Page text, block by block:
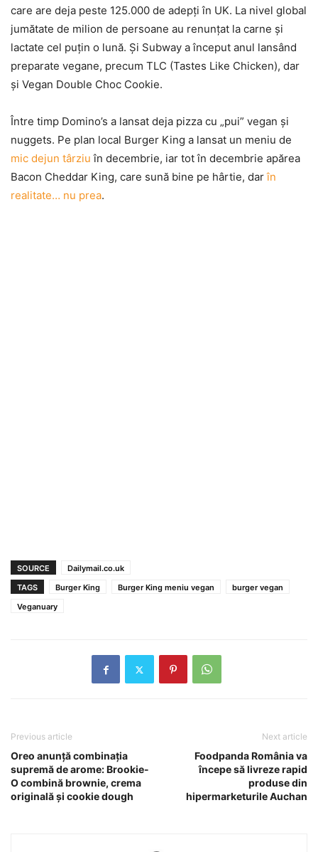
care are deja peste 125.000 de adepţi în UK. La nivel global
jumătate de milion de persoane au renunţat la carne şi
lactate cel puţin o lună. Şi Subway a început anul lansând
preparate vegane, precum TLC (Tastes Like Chicken), dar
şi Vegan Double Choc Cookie.
Între timp Domino’s a lansat deja pizza cu „pui” vegan şi
nuggets. Pe plan local Burger King a lansat un meniu de
mic dejun târziu în decembrie, iar tot în decembrie apărea
Bacon Cheddar King, care sună bine pe hârtie, darîn
realitate… nu prea.
SOURCE
Dailymail.co.uk
TAGS
Burger King Burger King meniu vegan
burger vegan
Veganuary
Previous article
Oreo anunţă combinaţia
supremă de arome: Brookie-
O combină brownie, crema
originală şi cookie dough
Next article
Foodpanda România va
începe să livreze rapid
produse din
hipermarketurile Auchan